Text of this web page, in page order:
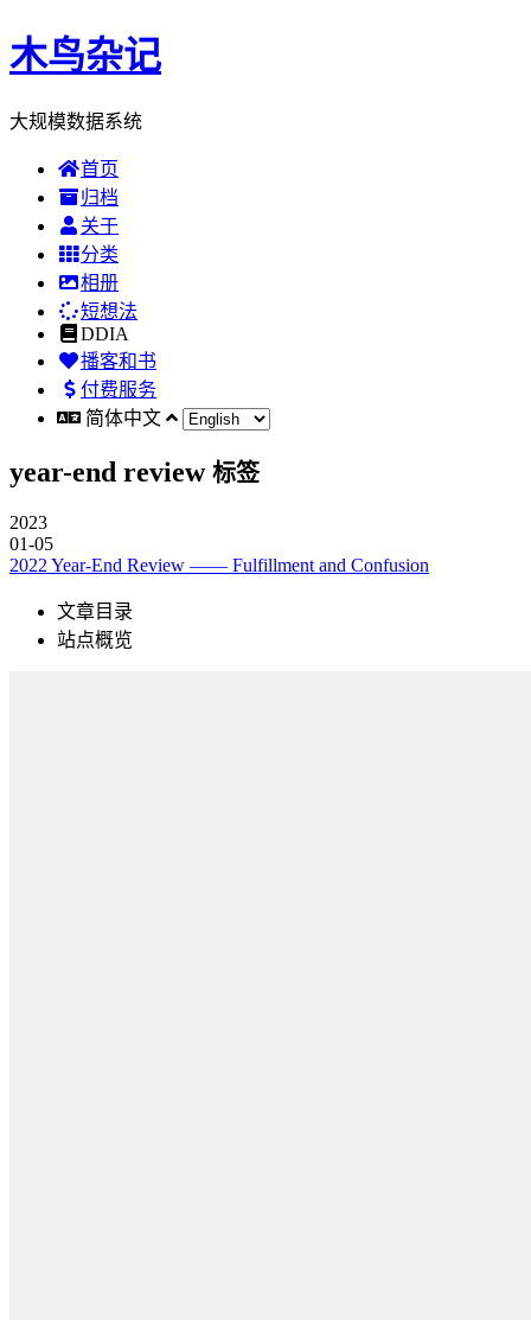
木鸟杂记
大规模数据系统
首页
归档
关于
分类
相册
短想法
DDIA
播客和书
付费服务
简体中文
year-end review 标签
2023
01-05
2022 Year-End Review —— Fulfillment and Confusion
文章目录
站点概览